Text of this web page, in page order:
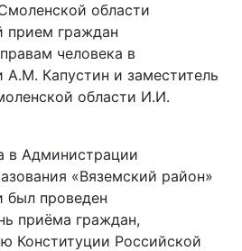
области
прием граждан
человека в
А.М. Капустин и заместитель
области И.И.
в Администрации
«Вяземский район»
был проведен
приёма граждан,
Конституции Российской